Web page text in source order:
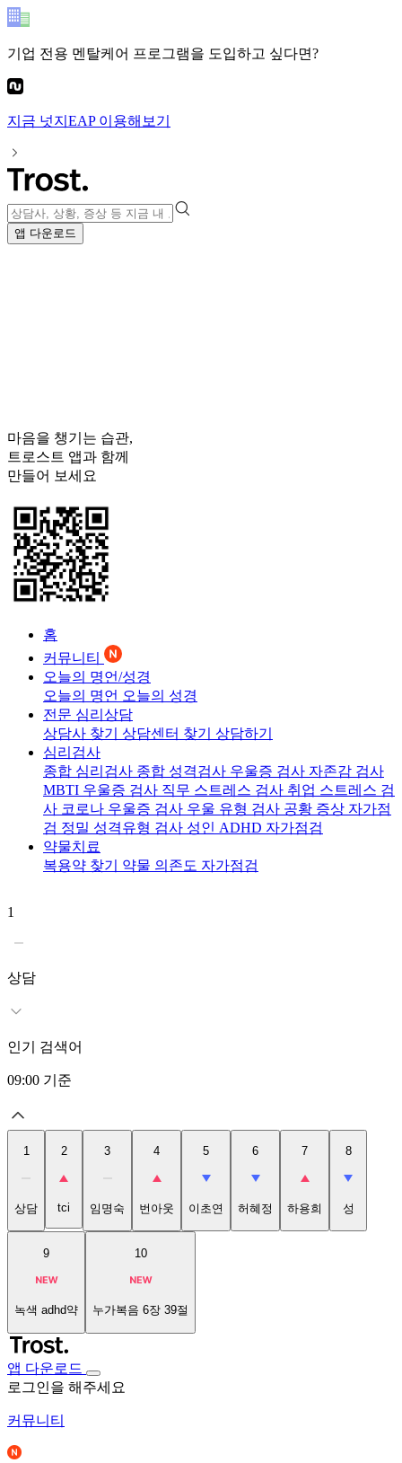
기업 전용 멘탈케어 프로그램을 도입하고 싶다면?
지금 넛지EAP이용해보기
앱 다운로드
마음을 챙기는 습관,
트로스트 앱과 함께
만들어 보세요
홈
커뮤니티
오늘의 명언/성경
오늘의 명언 오늘의 성경
전문 심리상담
상담사 찾기 상담센터 찾기 상담하기
심리검사
종합 심리검사 종합 성격검사 우울증 검사 자존감 검사
MBTI 우울증 검사 직무 스트레스 검사 취업 스트레스 검
사 코로나 우울증 검사 우울 유형 검사 공황 증상 자가점
검 정밀 성격유형 검사 성인 ADHD 자가점검
약물치료
복용약 찾기 약물 의존도 자가점검
1
상담
인기 검색어
09:00 기준
1
상담
2
tci
3
임명숙
4
번아웃
5
이초연
6
허혜정
7
하용희
8
성
9
녹색 adhd약
10
누가복음 6장 39절
앱 다운로드
로그인을 해주세요
커뮤니티